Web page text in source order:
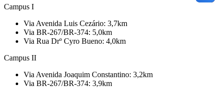
Campus I
Via Avenida Luis Cezário: 3,7km
Via BR-267/BR-374: 5,0km
Via Rua Drº Cyro Bueno: 4,0km
Campus II
Via Avenida Joaquim Constantino: 3,2km
Via BR-267/BR-374: 3,9km